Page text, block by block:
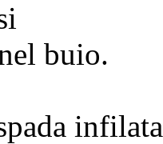
buio.
infilata